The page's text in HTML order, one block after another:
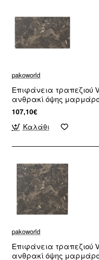
pakoworld
Επιφάνεια τραπεζιού
ανθρακί όψης
107,10€
Καλάθι
pakoworld
Επιφάνεια τραπεζιού
ανθρακί όψης